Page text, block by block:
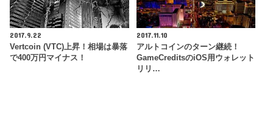
2017.9.22
Vertcoin (VTC)上昇！相場は暴落
で400万円マイナス！
2017.11.10
アルトコインのターン継続！
GameCreditsのiOS用ウォレット
リリ…